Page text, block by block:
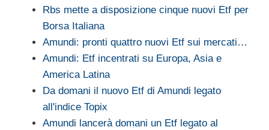
Rbs mette a disposizione cinque nuovi Etf per
Borsa Italiana
Amundi: pronti quattro nuovi Etf sui mercati…
Amundi: Etf incentrati su Europa, Asia e
America Latina
Da domani il nuovo Etf di Amundi legato
all'indice Topix
Amundi lancerà domani un Etf legato al